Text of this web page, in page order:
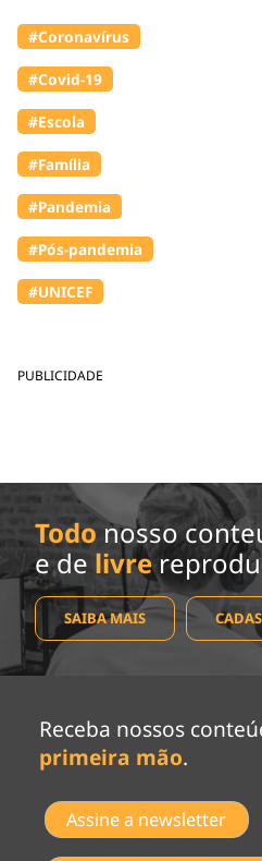
PUBLICIDADE
#Coronavírus
#Covid-19
#Escola
#Família
#Pandemia
#Pós-pandemia
#UNICEF
Todo nosso
e de livre
SAIBA MAIS
Receba nossos
primeira mão.
Assine a newsletter